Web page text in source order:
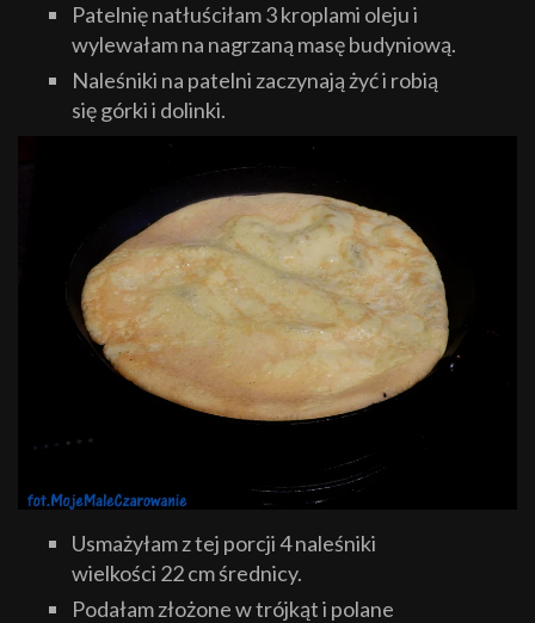
Patelnię natłuściłam 3 kroplami oleju i
wylewałam na nagrzaną masę budyniową.
Naleśniki na patelni zaczynają żyć i robią
się górki i dolinki.
Usmażyłam z tej porcji 4 naleśniki
wielkości 22 cm średnicy.
Podałam złożone w trójkąt i polane